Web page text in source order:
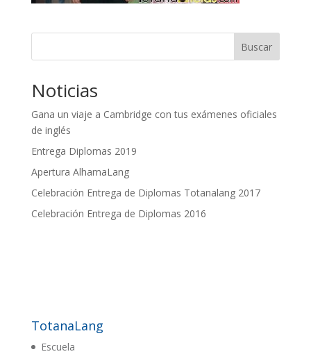
Buscar
Noticias
Gana un viaje a Cambridge con tus exámenes oficiales
de inglés
Entrega Diplomas 2019
Apertura AlhamaLang
Celebración Entrega de Diplomas Totanalang 2017
Celebración Entrega de Diplomas 2016
TotanaLang
Escuela